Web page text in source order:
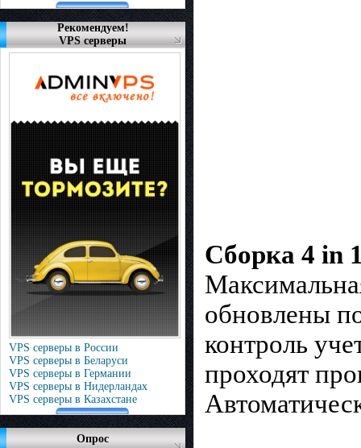
Рекомендуем!
VPS серверы
VPS серверы в России
VPS серверы в Беларуси
VPS серверы в Германии
VPS серверы в Нидерландах
VPS серверы в Казахстане
Опрос
Сборка 4 in
обновлены
контроль
проходят